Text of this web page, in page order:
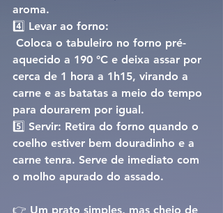
aroma.
4️⃣ Levar ao forno:
Coloca o tabuleiro no forno pré-
aquecido a 190 °C e deixa assar por
cerca de 1 hora a 1h15, virando a
carne e as batatas a meio do tempo
para dourarem por igual.
5️⃣ Servir: Retira do forno quando o
coelho estiver bem douradinho e a
carne tenra. Serve de imediato com
o molho apurado do assado.
👉 Um prato simples, mas cheio de